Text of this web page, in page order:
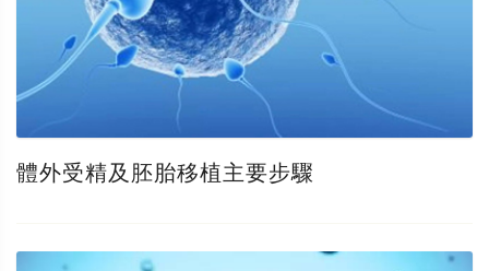
體外受精及胚胎移植主要步驟